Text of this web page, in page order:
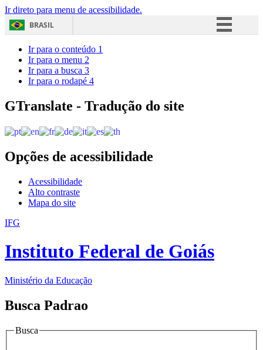
Ir direto para menu de acessibilidade.
BRASIL
Acesso à informação
Ir para o conteúdo 1
Ir para o menu 2
Ir para a busca 3
Ir para o rodapé 4
GTranslate - Tradução do site
Opções de acessibilidade
Acessibilidade
Alto contraste
Mapa do site
IFG
Instituto Federal de Goiás
Ministério da Educação
Busca Padrao
Busca